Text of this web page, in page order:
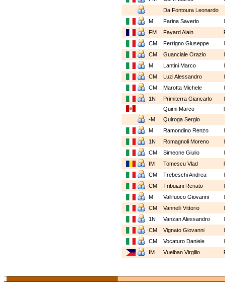
Da Fontoura Leonardo
M
Farina Saverio
FM
Fayard Alain
CM
Ferrigno Giuseppe
CM
Guanciale Orazio
M
Lantini Marco
CM
Luzi Alessandro
CM
Marotta Michele
1N
Primiterra Giancarlo
Quimi Marco
-M
Quiroga Sergio
M
Ramondino Renzo
1N
Romagnoli Moreno
CM
Simeone Giulio
IM
Tomescu Vlad
CM
Trebeschi Andrea
CM
Tribuiani Renato
M
Vallifuoco Giovanni
CM
Vannelli Vittorio
1N
Vanzan Alessandro
CM
Vignato Giovanni
CM
Vocaturo Daniele
IM
Vuelban Virgilio